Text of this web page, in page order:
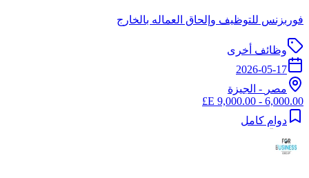
فوربزنس للتوظيف وإلحاق العماله بالخارج
وظائف أخرى
2026-05-17
مصر - الجيزة
6,000.00 - 9,000.00 E£
دوام كامل